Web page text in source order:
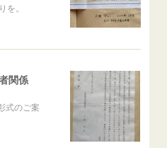
。
関係
式のご案